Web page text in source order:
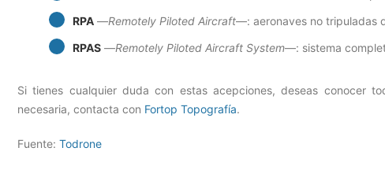
RPA —Remotely Piloted Aircraft—: aeronaves no tripuladas
RPAS —Remotely Piloted Aircraft System—: sistema
Si tienes cualquier duda con estas acepciones, deseas conocer
necesaria, contacta con Fortop Topografía.
Fuente: Todrone